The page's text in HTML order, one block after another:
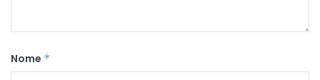
Nome *